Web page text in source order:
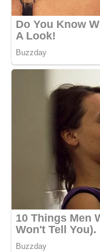
Minuten rasten
Die Erdbeeren
in Stücke schneiden.
Eier, Zucker,
Sauerrahm
Obers unterheben.
Mürbteig
Rand 2 cm
und Topfenmasse
ungefähr 50–60
Torte auskühlen
servieren.